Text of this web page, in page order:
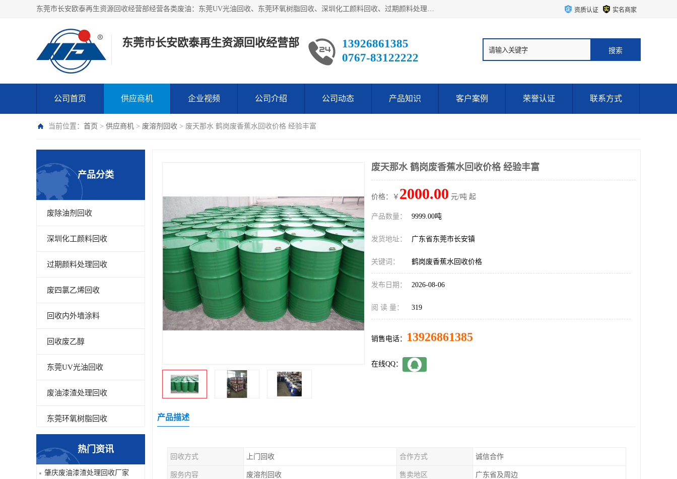
东莞市长安欧泰再生资源回收经营部经营各类废油：东莞UV光油回收、东莞环氧树脂回收、深圳化工颜料回收、过期颜料处理回收、废油漆渣处理回收、深圳废金属漆回收等。是经工商局注册的环保公司。公司主要供应：低价销售：翻蒸*等化工厡料等等。本公司为广东地区一家专业从事危险废物处理、化工危险品处理，化工废料回收，再生，生产与销售为一体的综合性企业， 资质认证 实名商家
东莞市长安欧泰再生资源回收经营部
13926861385
0767-83122222
公司首页 供应商机 企业视频 公司介绍 公司动态 产品知识 客户案例 荣誉认证 联系方式
当前位置： 首页 > 供应商机 > 废溶剂回收 > 废天那水 鹤岗废香蕉水回收价格 经验丰富
产品分类
废除油剂回收
深圳化工颜料回收
过期颜料处理回收
废四氯乙烯回收
回收内外墙涂料
回收废乙醇
东莞UV光油回收
废油漆渣处理回收
东莞环氧树脂回收
回收废清洗剂
废液压油回收
热门资讯
肇庆废油漆渣处理回收厂家
废天那水 鹤岗废香蕉水回收价格 经验丰富
价格：￥ 2000.00 元/吨 起
产品数量： 9999.00吨
发货地址： 广东省东莞市长安镇
关键词： 鹤岗废香蕉水回收价格
发布日期： 2026-08-06
阅 读 量： 319
销售电话： 13926861385
在线QQ：
产品描述
回收方式 上门回收 合作方式 诚信合作
服务内容 废溶剂回收 售卖地区 广东省及周边